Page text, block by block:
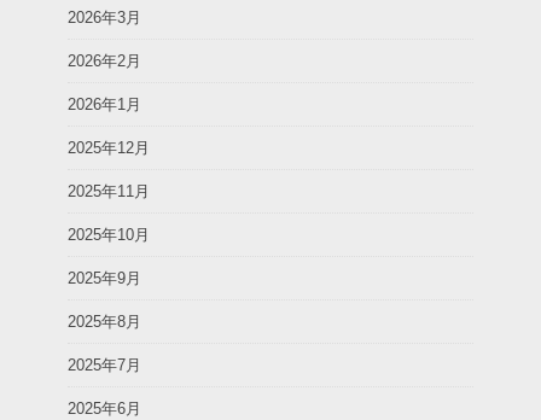
2026年3月
2026年2月
2026年1月
2025年12月
2025年11月
2025年10月
2025年9月
2025年8月
2025年7月
2025年6月